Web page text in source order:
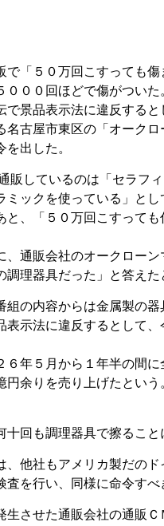
で「５０万回こすっても
００回ほどで傷がついた
で景品表示法に違反する
名古屋市東区の「オーク
出した。
販しているのは「セラフ
ミックを使っている」と
と、「５０万回こすって
、通販会社のオークロー
理器具だった」と答えた
組の内容からは金属製の
表示法に違反するとして
６年５月から１年半の間
余りを売り上げたという
回も調理器具で擦ること
、他社もアメリカ製だの
を行い、同様に命令すべ
生させた通販会社の通販